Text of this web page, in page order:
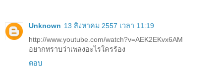
Unknown 13 สิงหาคม 2557 เวลา 11:19
http://www.youtube.com/watch?v=AEK2EKvx6AM
อยากทราบว่าเพลงอะไรใครร้อง
ตอบ